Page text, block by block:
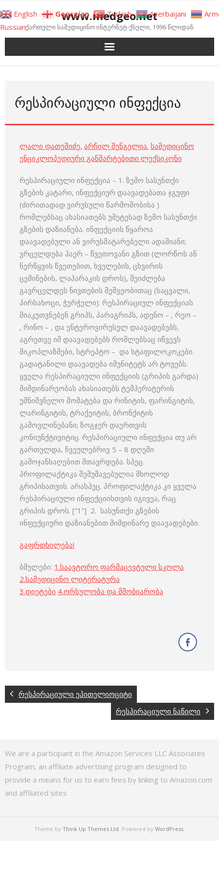
to
content
www.medgeo.net
ქართული სამედიცინო ინტერნეტ-ქსელი, 1996 წლიდან
ᲠᲔᲡᲞᲘᲠᲐᲪᲘᲣᲚᲘ ᲘᲜᲤᲔᲥᲪᲘᲐ
ლალი დათეშიძე, არჩილ შენგელია. სამედიცინო
ენციკლოპედიური განმარტებითი ლექსიკონი
რესპირაციული ინფექცია – 1. ზემო სასუნთქი
გზების კატარი, ინფექციურ დაავადებათა ჯგუფი
(ძირითადად ვირუსული წარმოშობისა )
რომლებსაც ახასიათებს უმეტესად ზემო სასუნთქი
გზების დაზიანება. ინფექციის წყაროა
დაავადებული ან ვირუსმატარებელი ადამიანი;
ვრცელდება ჰაერ – წვეთოვანი გზით (ლორწოს ან
ნერწყვის წვეთებით, ხველების, ცხვირის
ცემინების, ლაპარაკის დროს), შეიძლება
გავრცელდეს ნივთების მეშვეობითაც (საცვალი,
პირსახოცი, ჭურჭელი). რესპირაციულ ინფექციას
მიაკუთვნებენ გრიპს, პარაგრიპს, ადენო – , რეო –
, რინო – , და ენტეროვირუსულ დაავადებებს,
აგრეთვე იმ დაავადებებს რომლებსაც იწვევს
მიკოპლაზმები, სტრეპტო – და სტაფილოკოკები.
გადატანილი დაავადება იმუნიტეტს არ ტოვებს.
ყველა რესპირაციული ინფექციის (გრიპის გარდა)
მიმდინარეობას ახასიათებს ტემპერატურის
უმნიშვნელო მომატება და რინიტის, ფარინგიტის,
ლარინგიტის, ტრაქეიტის, ბრონქიტის
გამოვლინებანი; ზოგჯერ დაერთვის
კონიუნქტივიტიც. რესპირაციული ინფექცია თუ არ
გართულდა, ჩვეულებრივ 5 – 8 დღეში
გამოჯანსაღებით მთავრდება. სპეც.
პროფილაქტიკა შემუშავებულია მხოლოდ
გრიპისათვის. არასპეც. პროფილაქტიკა კი ყველა
რესპირაციული ინფექციისთვის იგივეა, რაც
გრიპის დროს. [“1”] 2. სასუნთქი გზების
ინფექციური დაზიანებით მიმდინარე დაავადებები.
გაფრთხილება!
ბმულები: 1.საავტორო ფარმაცევტული სკოლა
2.სამედიცინო ლიტერატურა
3.დიეტები 4.ორსულობა და მშობიარობა
რესპირაციული ეპითელიოციტი
რესპირაციული ნაწილი
We are a participant in the Amazon Services LLC Associates
Program, an affiliate advertising program designed to
provide a means for us to earn fees by linking to Amazon.com
and affiliated sites
Theme by Think Up Themes Ltd. Powered by WordPress.
English Georgian Turkish Azerbaijani
Russian